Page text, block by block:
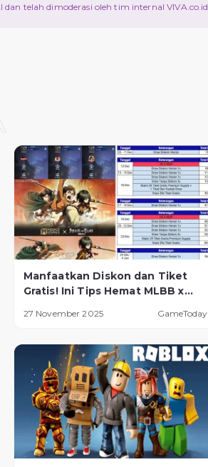
dan telah dimoderasi oleh tim internal VIVA.co.id
Manfaatkan Diskon dan Tiket
Gratis! Ini Tips Hemat MLBB x
27 November 2025 GameToday